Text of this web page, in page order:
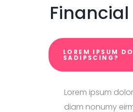
LOREM IPSUM
SADIPSCING?
Lorem ipsum
diam nonumy